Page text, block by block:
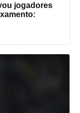
jogadores